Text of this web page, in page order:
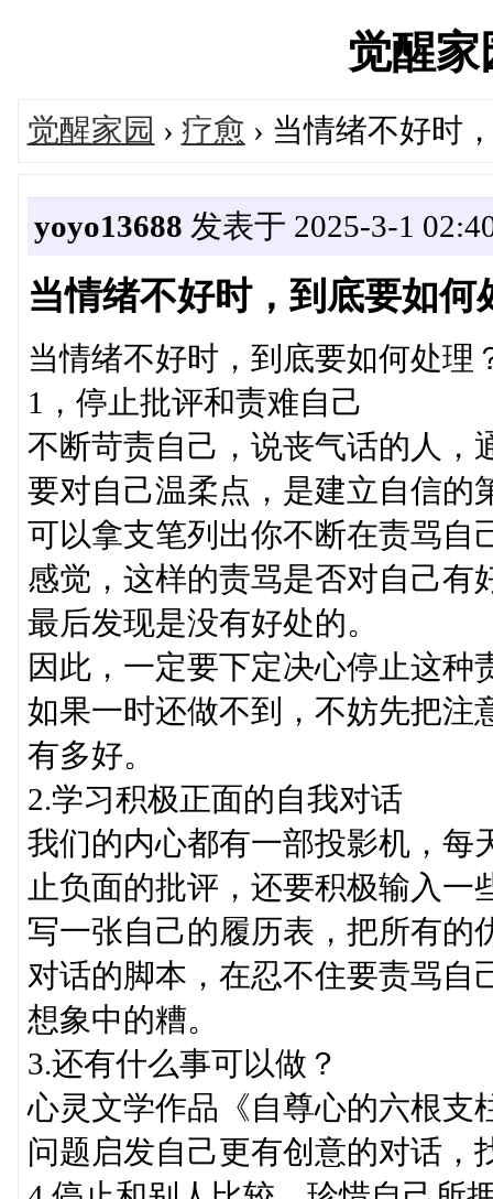
觉醒
觉醒家园 › 疗愈 › 当情绪不好时
yoyo13688 发表于 2025-3-1
当情绪不好时，到底要如何
当情绪不好时，到底要如何处理
1，停止批评和责难自己
不断苛责自己，说丧气话的人，
要对自己温柔点，是建立自信的
可以拿支笔列出你不断在责骂自
感觉，这样的责骂是否对自己有
最后发现是没有好处的。
因此，一定要下定决心停止这种
如果一时还做不到，不妨先把注
有多好。
2.学习积极正面的自我对话
我们的内心都有一部投影机，每
止负面的批评，还要积极输入一
写一张自己的履历表，把所有的
对话的脚本，在忍不住要责骂自
想象中的糟。
3.还有什么事可以做？
心灵文学作品《自尊心的六根支
问题启发自己更有创意的对话，